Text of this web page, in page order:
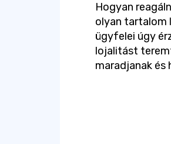
Hogyan
olyan tartalom
ügyfelei úgy
lojalitást
maradjanak és